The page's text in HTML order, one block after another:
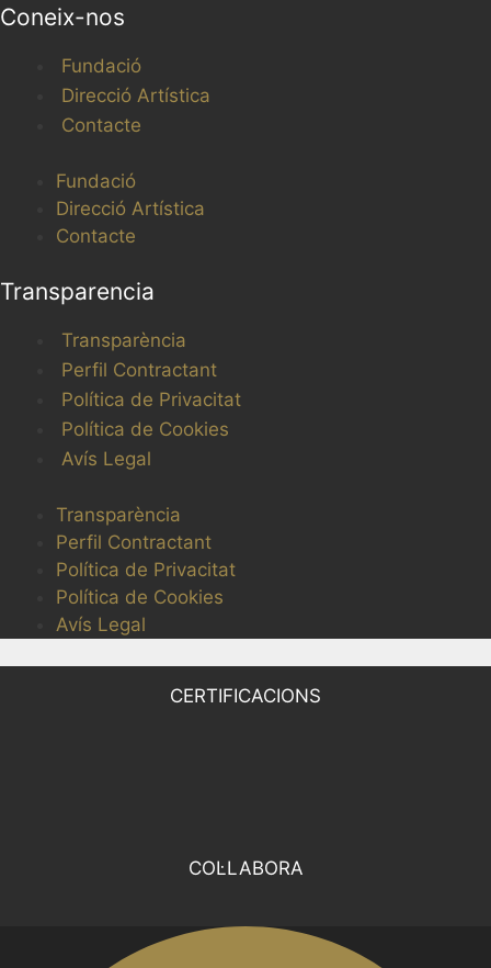
Coneix-nos
Fundació
Direcció Artística
Contacte
Fundació
Direcció Artística
Contacte
Transparencia
Transparència
Perfil Contractant
Política de Privacitat
Política de Cookies
Avís Legal
Transparència
Perfil Contractant
Política de Privacitat
Política de Cookies
Avís Legal
CERTIFICACIONS
COL·LABORA